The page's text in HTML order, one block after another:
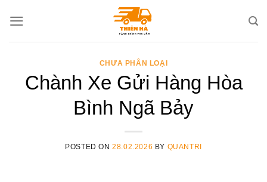
CHƯA PHÂN LOẠI
Chành Xe Gửi Hàng Hòa
Bình Ngã Bảy
POSTED ON28.02.2026 BY QUANTRI